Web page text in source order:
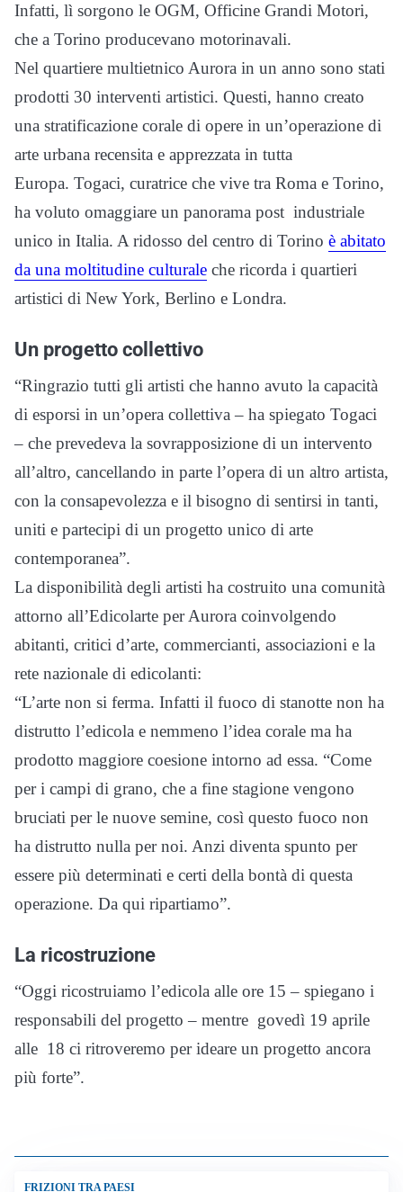
Infatti, lì sorgono le OGM, Officine Grandi Motori,
che a Torino producevano motorinavali.
Nel quartiere multietnico Aurora in un anno sono stati
prodotti 30 interventi artistici. Questi, hanno creato
una stratificazione corale di opere in un’operazione di
arte urbana recensita e apprezzata in tutta
Europa. Togaci, curatrice che vive tra Roma e Torino,
ha voluto omaggiare un panorama post industriale
unico in Italia. A ridosso del centro di Torino è abitato
da una moltitudine culturale che ricorda i quartieri
artistici di New York, Berlino e Londra.
Un progetto collettivo
“Ringrazio tutti gli artisti che hanno avuto la capacità
di esporsi in un’opera collettiva – ha spiegato Togaci
– che prevedeva la sovrapposizione di un intervento
all’altro, cancellando in parte l’opera di un altro artista,
con la consapevolezza e il bisogno di sentirsi in tanti,
uniti e partecipi di un progetto unico di arte
contemporanea”.
La disponibilità degli artisti ha costruito una comunità
attorno all’Edicolarte per Aurora coinvolgendo
abitanti, critici d’arte, commercianti, associazioni e la
rete nazionale di edicolanti:
“L’arte non si ferma. Infatti il fuoco di stanotte non ha
distrutto l’edicola e nemmeno l’idea corale ma ha
prodotto maggiore coesione intorno ad essa. “Come
per i campi di grano, che a fine stagione vengono
bruciati per le nuove semine, così questo fuoco non
ha distrutto nulla per noi. Anzi diventa spunto per
essere più determinati e certi della bontà di questa
operazione. Da qui ripartiamo”.
La ricostruzione
“Oggi ricostruiamo l’edicola alle ore 15 – spiegano i
responsabili del progetto – mentre govedì 19 aprile
alle 18 ci ritroveremo per ideare un progetto ancora
più forte”.